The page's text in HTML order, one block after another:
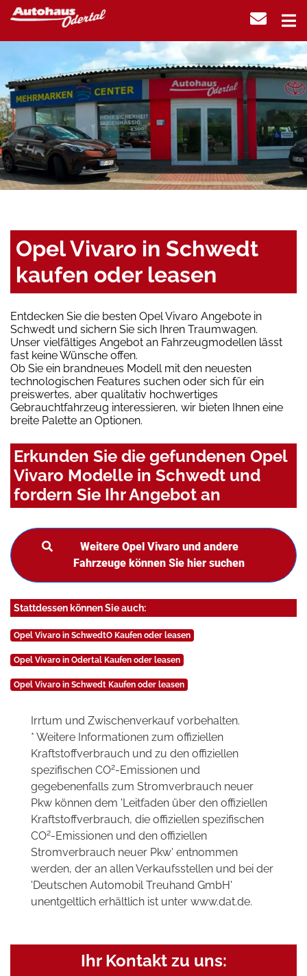
Opel Vivaro in Schwedt
kaufen oder leasen
Entdecken Sie die besten Opel Vivaro Angebote in
Schwedt und sichern Sie sich Ihren Traumwagen.
Unser vielfältiges Angebot an Fahrzeugmodellen lässt
fast keine Wünsche offen.
Ob Sie ein brandneues Modell mit den neuesten
technologischen Features suchen oder sich für ein
preiswertes, aber qualitativ hochwertiges
Gebrauchtfahrzeug interessieren, wir bieten Ihnen eine
breite Palette an Optionen.
Erkunden Sie die gefundenen Opel
Vivaro Modelle in Schwedt und
fordern Sie Ihr Angebot an
Weitere Opel Vivaro und andere
Fahrzeuge können Sie hier suchen
Stattdessen können Sie auch:
Opel Vivaro in SchwedtO Kaufen oder leasen
Opel Vivaro in Odertal Kaufen oder leasen
Opel Vivaro in Schwedt Kaufen oder leasen
Irrtum und Zwischenverkauf vorbehalten.
* Weitere Informationen zum offiziellen
Kraftstoffverbrauch und zu den offiziellen
spezifischen CO2-Emissionen und
gegebenenfalls zum Stromverbrauch neuer
Pkw können dem 'Leitfaden über den offiziellen
Kraftstoffverbrauch, die offiziellen spezifischen
CO2-Emissionen und den offiziellen
Stromverbrauch neuer Pkw' entnommen
werden, der an allen Verkaufsstellen und bei der
'Deutschen Automobil Treuhand GmbH'
unentgeltlich erhältlich ist unter www.dat.de.
Ihr Kontakt zu uns: